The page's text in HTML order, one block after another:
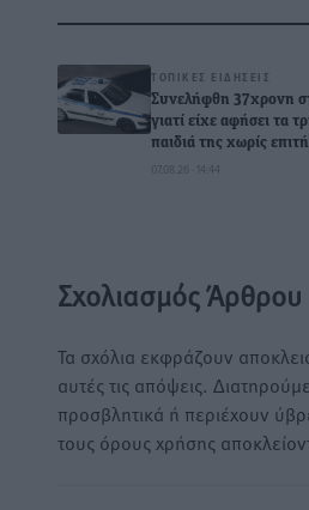
ΤΟΠΙΚΈΣ ΕΙΔΉΣΕΙΣ
Συνελήφθη 37χρονη
γιατί είχε αφήσει τα
παιδιά της χωρίς
07.08.26 · 14:44
Σχολιασμός Άρθρου
Τα σχόλια εκφράζουν
αυτές τις απόψεις.
προσβλητικά ή περιέχουν
τους όρους χρήσης